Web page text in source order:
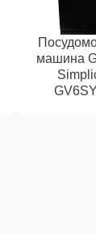
машина